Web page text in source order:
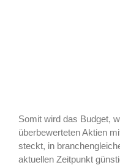
Somit wird das Budget,
überbewerteten Aktien
steckt, in
aktuellen Zeitpunkt